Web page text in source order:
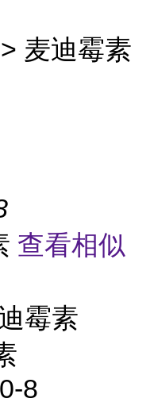
> 麦迪霉素
查看相似
霉素
8